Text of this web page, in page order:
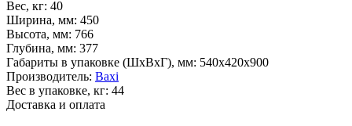
Вес, кг: 40
Ширина, мм: 450
Высота, мм: 766
Глубина, мм: 377
Габариты в упаковке (ШxВxГ), мм: 540х420х900
Производитель: Baxi
Вес в упаковке, кг: 44
Доставка и оплата